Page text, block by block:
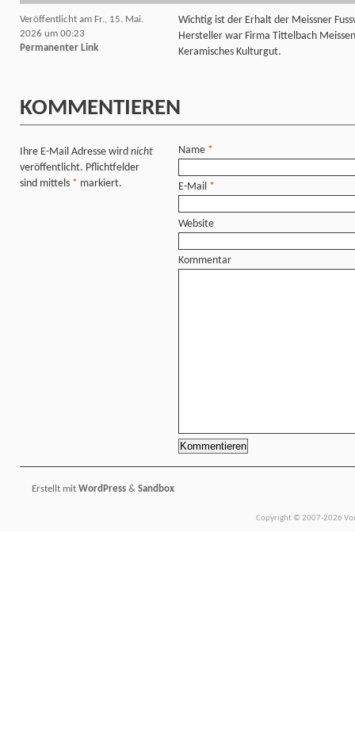
Veröffentlicht am Fr., 15. Mai.
2026 um 00:23
Permanenter Link
Wichtig ist der Erhalt der Meissner
Hersteller war Firma Tittelbach
Keramisches Kulturgut.
KOMMENTIEREN
Ihre E-Mail Adresse wird nicht
veröffentlicht. Pflichtfelder
sind mittels * markiert.
Name *
E-Mail *
Website
Kommentar
Erstellt mit WordPress & Sandbox
Copyright © 2007-2026